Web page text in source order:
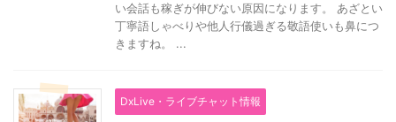
い会話も稼ぎが伸びない原因になります。 あざとい
丁寧語しゃべりや他人行儀過ぎる敬語使いも鼻につ
きますね。 ...
DxLive・ライブチャット情報